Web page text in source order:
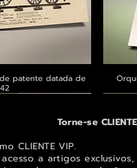
rápida
patente datada de
Torne-se
CLIENTE VIP.
a artigos